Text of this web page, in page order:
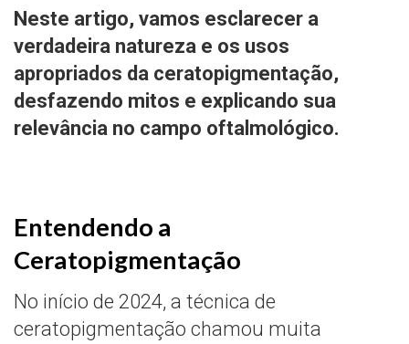
Neste artigo, vamos esclarecer a
verdadeira natureza e os usos
apropriados da ceratopigmentação,
desfazendo mitos e explicando sua
relevância no campo oftalmológico.
Entendendo a
Ceratopigmentação
No início de 2024, a técnica de
ceratopigmentação chamou muita